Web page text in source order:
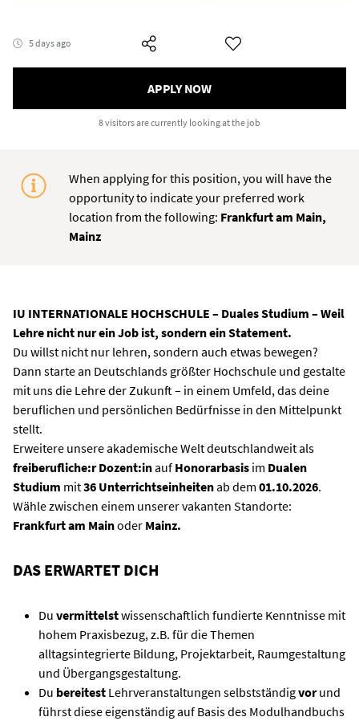
5 days ago
APPLY NOW
8 visitorsare currently looking at the job
When applying for this position, you will have the
opportunity to indicate your preferred work
location from the following: Frankfurt am Main,
Mainz
IU INTERNATIONALE HOCHSCHULE – Duales Studium – Weil
Lehre nicht nur ein Job ist, sondern ein Statement.
Du willst nicht nur lehren, sondern auch etwas bewegen?
Dann starte an Deutschlands größter Hochschule und gestalte
mit uns die Lehre der Zukunft – in einem Umfeld, das deine
beruflichen und persönlichen Bedürfnisse in den Mittelpunkt
stellt.
Erweitere unsere akademische Welt deutschlandweit als
freiberufliche:r Dozent:inauf Honorarbasis im Dualen
Studium mit36 Unterrichtseinheitenab dem 01.10.2026.
Wähle zwischen einem unserer vakanten Standorte:
Frankfurt am Mainoder Mainz.
DAS ERWARTET DICH
Du vermittelstwissenschaftlich fundierte Kenntnisse mit
hohem Praxisbezug, z.B. für die Themen
alltagsintegrierte Bildung, Projektarbeit, Raumgestaltung
und Übergangsgestaltung.
Du bereitest Lehrveranstaltungen selbstständigvorund
führst diese eigenständig auf Basis des Modulhandbuchs